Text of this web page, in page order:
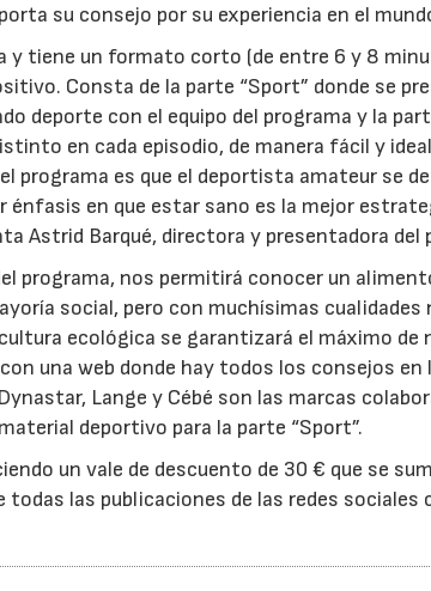
su consejo por su experiencia en el
y tiene un formato corto (de entre 6 y 8
Consta de la parte “Sport” donde se
deporte con el equipo del programa y la
en cada episodio, de manera fácil y
programa es que el deportista amateur se
en que estar sano es la mejor
Astrid Barqué, directora y presentadora del
programa, nos permitirá conocer un
social, pero con muchísimas cualidades
ecológica se garantizará el máximo de
una web donde hay todos los consejos en
Lange y Cébé son las marcas
deportivo para la parte “Sport”.
un vale de descuento de 30 € que se
las publicaciones de las redes sociales